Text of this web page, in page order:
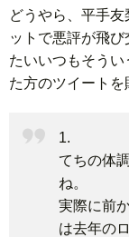
どうやら、平手
ットで悪評が飛
たいいつもそう
た方のツイートを
1.
てちの体
ね。
実際に前
は去年の